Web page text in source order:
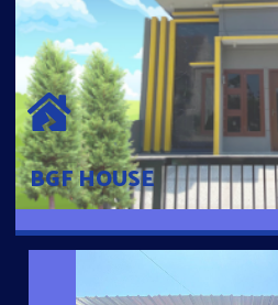
BGF HOUSE
BGF HOUSE
Hunian Mewah Pusat Kota dengan
Parkir Mobil dengan 3 Kamar Tidur dan